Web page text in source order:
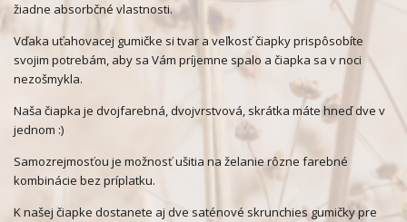
žiadne absorbčné vlastnosti.
Vďaka uťahovacej gumičke si tvar a veľkosť čiapky prispôsobíte
svojim potrebám, aby sa Vám príjemne spalo a čiapka sa v noci
nezošmykla.
Naša čiapka je dvojfarebná, dvojvrstvová, skrátka máte hneď dve v
jednom :)
Samozrejmosťou je možnosť ušitia na želanie rôzne farebné
kombinácie bez príplatku.
K našej čiapke dostanete aj dve saténové skrunchies gumičky pre